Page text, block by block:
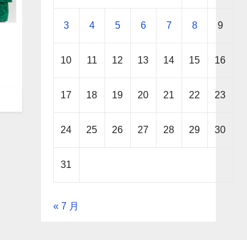
3 4 5 6 7 8 9
10 11 12 13 14 15 16
17 18 19 20 21 22 23
24 25 26 27 28 29 30
31
« 7 月